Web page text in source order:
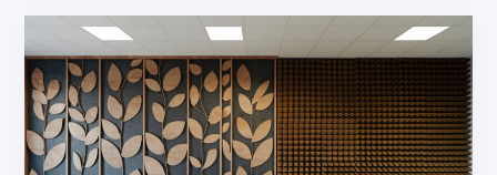
3D
panelů
do
malého
pokoje:
Rady
pro